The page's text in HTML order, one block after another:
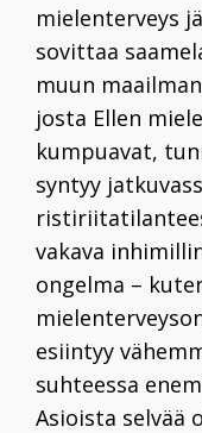
mielenterveys
sovittaa
muun
josta Ellen
kumpuavat,
syntyy
vakava
ongelma –
esiintyy
suhteessa
Asioista selvää